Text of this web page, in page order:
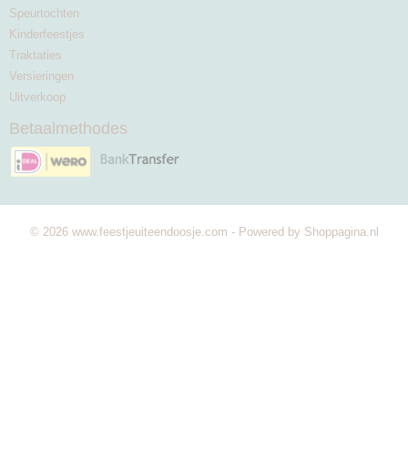
Speurtochten
Kinderfeestjes
Traktaties
Versieringen
Uitverkoop
Betaalmethodes
© 2026 www.feestjeuiteendoosje.com - Powered by Shoppagina.nl